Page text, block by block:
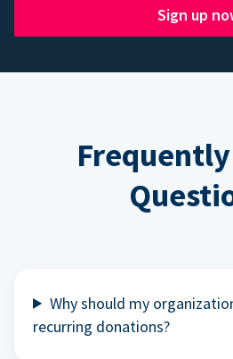
Sign up
Why should my
recurring donations?